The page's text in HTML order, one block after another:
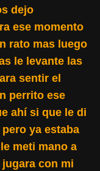
dejo
ese momento
rato mas luego
le levante las
sentir el
perrito ese
ahí si que le di
ya estaba
meti mano a
con mi